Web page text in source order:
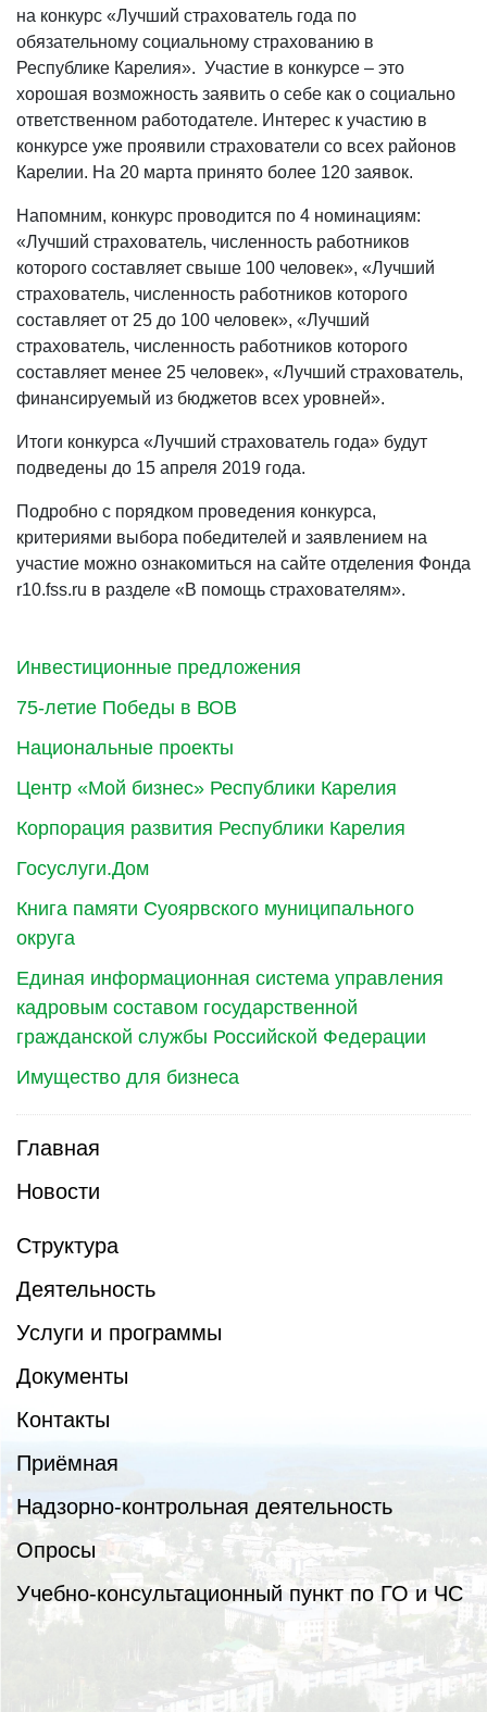
Инвестиционные предложения
75-летие Победы в ВОВ
Национальные проекты
Центр «Мой бизнес» Республики Карелия
Корпорация развития Республики Карелия
Госуслуги.Дом
Книга памяти Суоярвского муниципального
округа
Единая информационная система управления
кадровым составом государственной
гражданской службы Российской Федерации
Имущество для бизнеса
Главная
Новости
Структура
Деятельность
Услуги и программы
Документы
Контакты
Приёмная
Надзорно-контрольная деятельность
Опросы
Учебно-консультационный пункт по ГО и ЧС
на конкурс «Лучший страхователь года по
обязательному социальному страхованию в
Республике Карелия». Участие в конкурсе – это
хорошая возможность заявить о себе как о социально
ответственном работодателе. Интерес к участию в
конкурсе уже проявили страхователи со всех районов
Карелии. На 20 марта принято более 120 заявок.
Напомним, конкурс проводится по 4 номинациям:
«Лучший страхователь, численность работников
которого составляет свыше 100 человек», «Лучший
страхователь, численность работников которого
составляет от 25 до 100 человек», «Лучший
страхователь, численность работников которого
составляет менее 25 человек», «Лучший страхователь,
финансируемый из бюджетов всех уровней».
Итоги конкурса «Лучший страхователь года» будут
подведены до 15 апреля 2019 года.
Подробно с порядком проведения конкурса,
критериями выбора победителей и заявлением на
участие можно ознакомиться на сайте отделения Фонда
r10.fss.ru в разделе «В помощь страхователям».